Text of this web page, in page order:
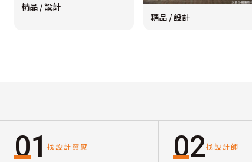
精品 / 設計
精品 / 設計
01 找設計靈感 02找設計師